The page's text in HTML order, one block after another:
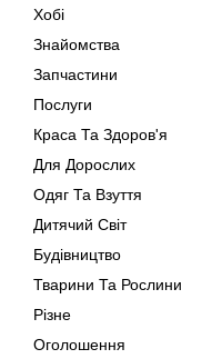
Хобі
Знайомства
Запчастини
Послуги
Краса Та Здоров'я
Для Дорослих
Одяг Та Взуття
Дитячий Світ
Будівництво
Тварини Та Рослини
Різне
Оголошення